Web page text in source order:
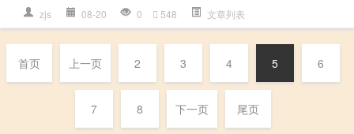
zjs 08-20 0 548 文章列表
首页 上一页 2 3 4 5 6
7 8 下一页 尾页